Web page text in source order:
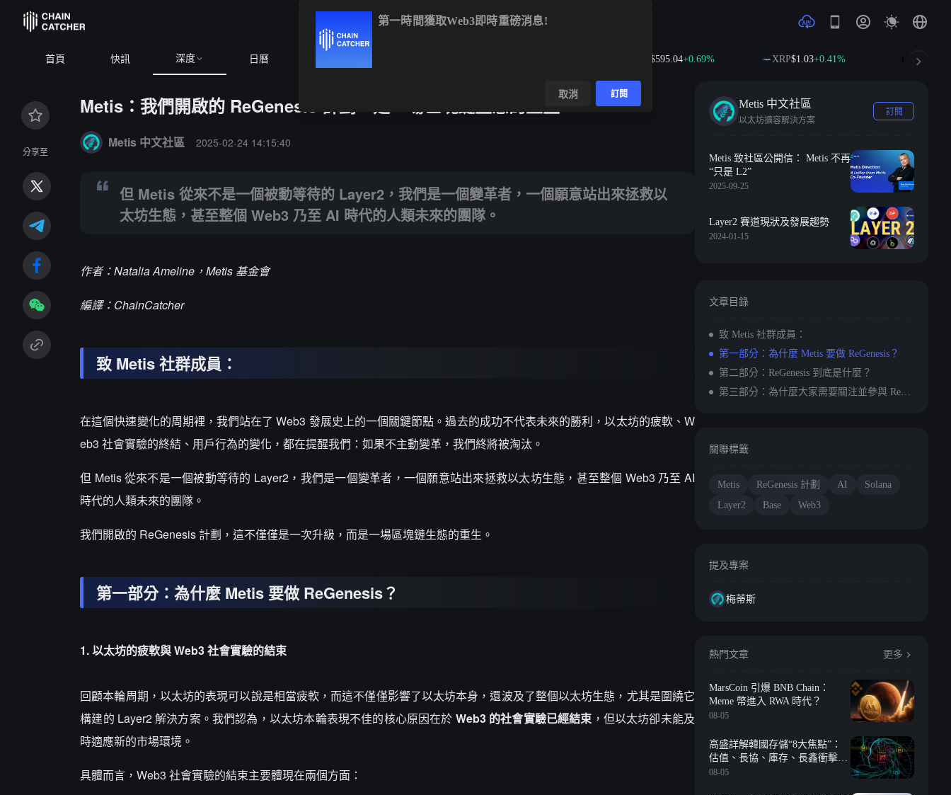
首頁 快訊 深度 日曆 $595.04+0.69% XRP$1.03+0.41% $75.22
分享至
Metis：我們開啟的 ReGenesis 計劃，是一場區塊鏈生態的重生
但 Metis 從來不是一個被動等待的 Layer2，我們是一個變革者，一個願意站出來拯救以太坊生態，甚至整個 Web3 乃至 AI 時代的人類未來的團隊。
Metis 中文社區 2025-02-24 14:15:40
但 Metis 從來不是一個被動等待的 Layer2，我們是一個變革者，一個願意站出來拯救以
太坊生態，甚至整個 Web3 乃至 AI 時代的人類未來的團隊。
作者：Natalia Ameline，Metis 基金會
編譯：ChainCatcher
致 Metis 社群成員：
在這個快速變化的周期裡，我們站在了 Web3 發展史上的一個關鍵節點。過去的成功不代表未來的勝利，以太坊的疲軟、W
eb3 社會實驗的終結、用戶行為的變化，都在提醒我們：如果不主動變革，我們終將被淘汰。
但 Metis 從來不是一個被動等待的 Layer2，我們是一個變革者，一個願意站出來拯救以太坊生態，甚至整個 Web3 乃至 AI
時代的人類未來的團隊。
我們開啟的 ReGenesis 計劃，這不僅僅是一次升級，而是一場區塊鏈生態的重生。
第一部分：為什麼 Metis 要做 ReGenesis？
1. 以太坊的疲軟與 Web3 社會實驗的結束
回顧本輪周期，以太坊的表現可以說是相當疲軟，而這不僅僅影響了以太坊本身，還波及了整個以太坊生態，尤其是圍繞它
構建的 Layer2 解決方案。我們認為，以太坊本輪表現不佳的核心原因在於 Web3 的社會實驗已經結束，但以太坊卻未能及
時適應新的市場環境。
具體而言，Web3 社會實驗的結束主要體現在兩個方面：
Metis 中文社區
以太坊擴容解決方案
訂閱
Metis 致社區公開信： Metis 不再
“只是 L2”
2025-09-25
Layer2 賽道現狀及發展趨勢
2024-01-15
文章目錄
致 Metis 社群成員：
第一部分：為什麼 Metis 要做 ReGenesis？
第二部分：ReGenesis 到底是什麼？
第三部分：為什麼大家需要關注並參與 ReGenesis？
關聯標籤
Metis ReGenesis 計劃 AI
Solana
Layer2
Base Web3
提及專案
梅蒂斯
熱門文章 更多
MarsCoin 引爆 BNB Chain：
Meme 幣進入 RWA 時代？
08-05
高盛詳解韓國存儲“8大焦點”：
估值、長協、庫存、長鑫衝擊、
回購等
08-05
第一時間獲取Web3即時重磅消息!
取消 訂閱